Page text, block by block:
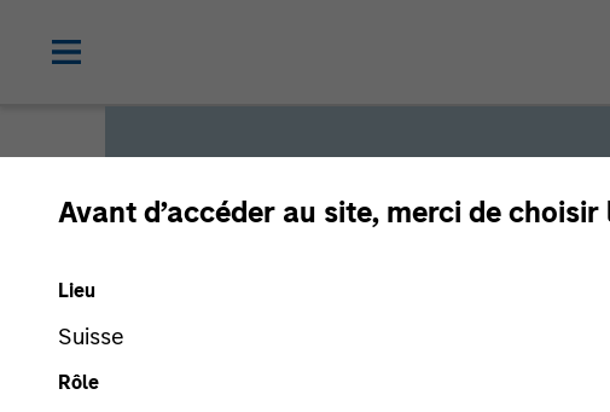
Avant d’accéder au site, merci de
Lieu
Suisse
Rôle